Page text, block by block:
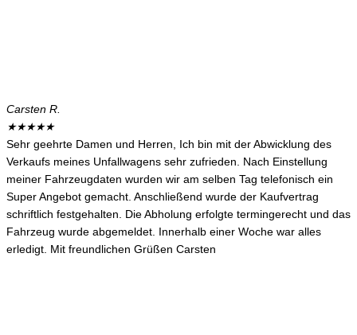
Carsten R.
★★★★★
Sehr geehrte Damen und Herren, Ich bin mit der Abwicklung des
Verkaufs meines Unfallwagens sehr zufrieden. Nach Einstellung
meiner Fahrzeugdaten wurden wir am selben Tag telefonisch ein
Super Angebot gemacht. Anschließend wurde der Kaufvertrag
schriftlich festgehalten. Die Abholung erfolgte termingerecht und das
Fahrzeug wurde abgemeldet. Innerhalb einer Woche war alles
erledigt. Mit freundlichen Grüßen Carsten